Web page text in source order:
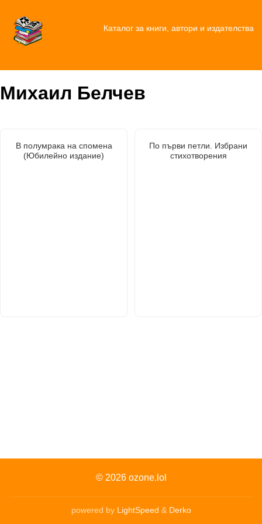
Каталог за книги, автори и издателства
Михаил Белчев
В полумрака на спомена
(Юбилейно издание)
По първи петли. Избрани
стихотворения
© 2026 ozone.lol
powered by LightSpeed & Derko